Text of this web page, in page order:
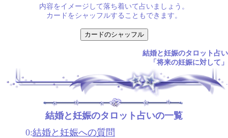
内容をイメージして落ち着いて占いましょう。
カードをシャッフルすることもできます。
結婚と妊娠のタロット占い
「将来の妊娠に対して」
結婚と妊娠のタロット占いの一覧
0:結婚と妊娠への質問